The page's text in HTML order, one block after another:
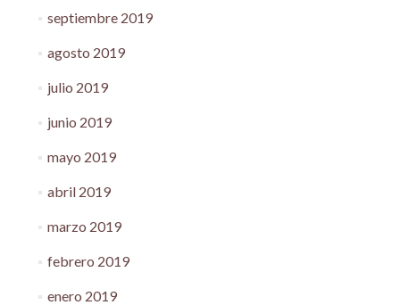
septiembre 2019
agosto 2019
julio 2019
junio 2019
mayo 2019
abril 2019
marzo 2019
febrero 2019
enero 2019